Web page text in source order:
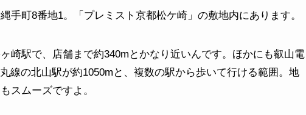
手町8番地1。「プレミスト京都松ケ崎」の敷地内にあります。
崎駅で、店舗まで約340mとかなり近いんです。ほかにも叡山電
線の北山駅が約1050mと、複数の駅から歩いて行ける範囲。地
スムーズですよ。